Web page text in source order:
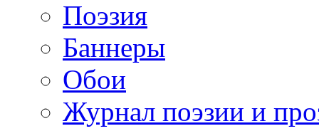
Поэзия
Баннеры
Обои
Журнал поэзии и